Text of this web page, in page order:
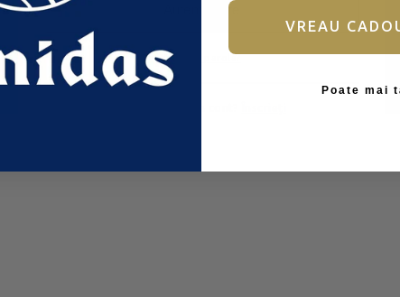
Autentificare
Ai uitat parola?
VREAU
Poate mai